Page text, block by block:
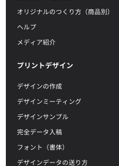
オリジナルのつくり方（商品別）
ヘルプ
メディア紹介
プリントデザイン
デザインの作成
デザインミーティング
デザインサンプル
完全データ入稿
フォント（書体）
デザインデータの送り方